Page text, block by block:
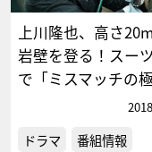
上川隆也、高さ
岩壁を登る！スー
で「ミスマッチの極
ドラマ
番組情報